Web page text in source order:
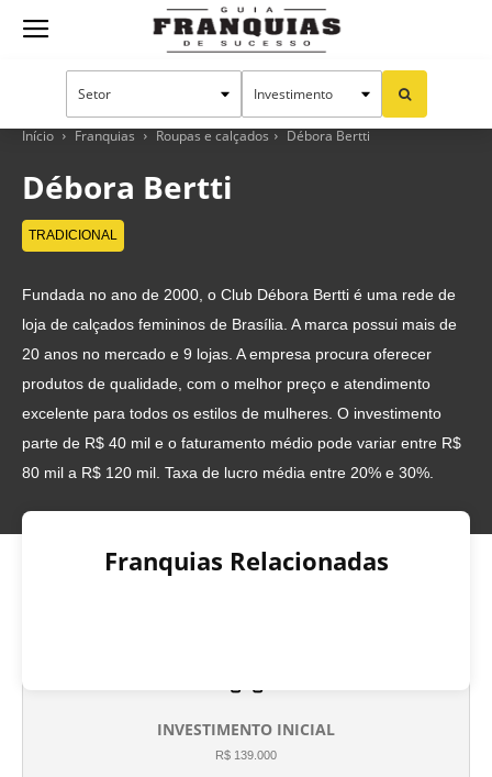
Guia
Franquias
Sucesso
Início Franquias Roupas e calçados Débora Bertti
Débora Bertti
TRADICIONAL
Fundada no ano de 2000, o Club Débora Bertti é uma rede de
loja de calçados femininos de Brasília. A marca possui mais de
20 anos no mercado e 9 lojas. A empresa procura oferecer
produtos de qualidade, com o melhor preço e atendimento
excelente para todos os estilos de mulheres. O investimento
parte de R$ 40 mil e o faturamento médio pode variar entre R$
80 mil a R$ 120 mil. Taxa de lucro média entre 20% e 30%.
Franquias Relacionadas
INVESTIMENTO INICIAL
R$ 139.000